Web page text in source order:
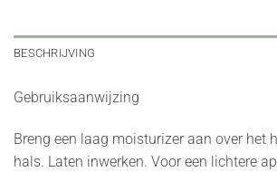
BESCHRIJVING
Gebruiksaanwijzing
Breng een laag moisturizer aan over het
hals. Laten inwerken. Voor een lichtere